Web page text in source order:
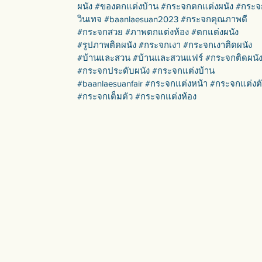
ผนัง #ของตกแต่งบ้าน #กระจกตกแต่งผนัง #กระจ
วินเทจ #baanlaesuan2023 #กระจกคุณภาพดี
#กระจกสวย #ภาพตกแต่งห้อง #ตกแต่งผนัง
#รูปภาพติดผนัง #กระจกเงา #กระจกเงาติดผนัง
#บ้านและสวน #บ้านและสวนแฟร์ #กระจกติดผนัง
#กระจกประดับผนัง #กระจกแต่งบ้าน
#baanlaesuanfair #กระจกแต่งหน้า #กระจกแต่ง
#กระจกเต็มตัว #กระจกแต่งห้อง